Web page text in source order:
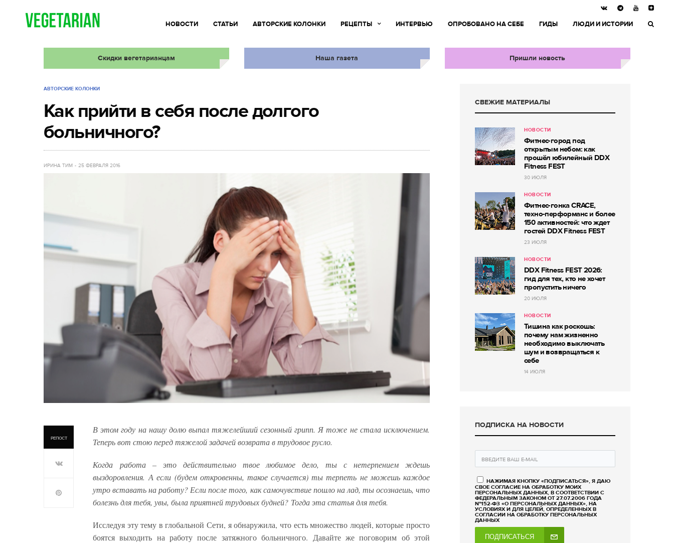
НОВОСТИ СТАТЬИ АВТОРСКИЕ КОЛОНКИ РЕЦЕПТЫ ИНТЕРВЬЮ ОПРОБОВАНО НА СЕБЕ ГИДЫ ЛЮДИ И ИСТОРИИ
Скидки вегетарианцам Наша газета Пришли новость
АВТОРСКИЕ КОЛОНКИ
Как прийти в себя после долгого
больничного?
ИРИНА ТИМ 25 ФЕВРАЛЯ 2016
РЕПОСТ
В этом году на нашу долю выпал тяжелейший сезонный грипп. Я тоже не стала исключением.
Теперь вот стою перед тяжелой задачей возврата в трудовое русло.
Когда работа – это действительно твое любимое дело, ты с нетерпением ждешь
выздоровления. А если (будем откровенны, такое случается) ты терпеть не можешь каждое
утро вставать на работу? Если после того, как самочувствие пошло на лад, ты осознаешь, что
болезнь для тебя, увы, была приятней трудовых будней? Тогда эта статья для тебя.
Исследуя эту тему в глобальной Сети, я обнаружила, что есть множество людей, которые просто
боятся выходить на работу после затяжного больничного. Давайте же поговорим об этой
СВЕЖИЕ МАТЕРИАЛЫ
НОВОСТИ
Фитнес-город под
открытым небом: как
прошёл юбилейный DDX
Fitness FEST
30 ИЮЛЯ
НОВОСТИ
Фитнес-гонка CRACE,
техно-перформанс и более
150 активностей: что ждет
гостей DDX Fitness FEST
23 ИЮЛЯ
НОВОСТИ
DDX Fitness FEST 2026:
гид для тех, кто не хочет
пропустить ничего
20 ИЮЛЯ
НОВОСТИ
Тишина как роскошь:
почему нам жизненно
необходимо выключать
шум и возвращаться к
себе
14 ИЮЛЯ
ПОДПИСКА НА НОВОСТИ
НАЖИМАЯ КНОПКУ «ПОДПИСАТЬСЯ», Я ДАЮ
СВОЕ СОГЛАСИЕ НА ОБРАБОТКУ МОИХ
ПЕРСОНАЛЬНЫХ ДАННЫХ, В СООТВЕТСТВИИ С
ФЕДЕРАЛЬНЫМ ЗАКОНОМ ОТ 27.07.2006 ГОДА
№152-ФЗ «О ПЕРСОНАЛЬНЫХ ДАННЫХ», НА
УСЛОВИЯХ И ДЛЯ ЦЕЛЕЙ, ОПРЕДЕЛЕННЫХ В
СОГЛАСИИ НА ОБРАБОТКУ ПЕРСОНАЛЬНЫХ
ДАННЫХ
ПОДПИСАТЬСЯ